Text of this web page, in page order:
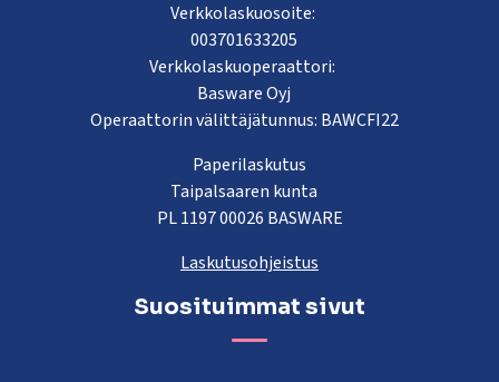
Verkkolaskuosoite:
003701633205
Verkkolaskuoperaattori:
Basware Oyj
Operaattorin välittäjätunnus: BAWCFI22
Paperilaskutus
Taipalsaaren kunta
PL 1197 00026 BASWARE
Laskutusohjeistus
Suosituimmat sivut